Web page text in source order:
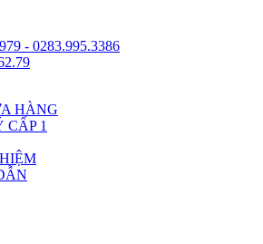
- 0283.995.3386
HÀNG
1